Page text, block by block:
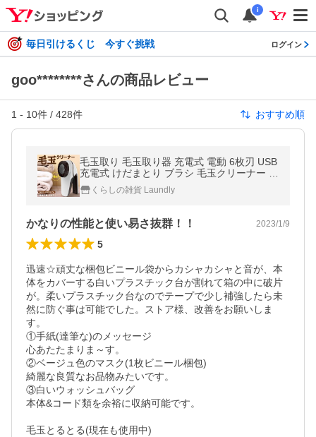
i
毎日引けるくじ 今すぐ挑戦 ログイン
goo********さんの商品レビュー
1 - 10件 / 428件 おすすめ順
毛玉取り 毛玉取り器 充電式 電動 6枚刃 USB
充電式 けだまとり ブラシ 毛玉クリーナー 大
型 くらしの雑貨 Laundly
かなりの性能と使い易さ抜群！！ 2023/1/9
5
迅速☆頑丈な梱包ビニール袋からカシャカシャと音が、本
体をカバーする白いプラスチック台が割れて箱の中に破片
が。柔いプラスチック台なのでテープで少し補強したら未
然に防ぐ事は可能でした。ストア様、改善をお願いしま
す。
①手紙(達筆な)のメッセージ
心あたたまりま～す。
②ベージュ色のマスク(1枚ビニール梱包)
綺麗な良質なお品物みたいです。
③白いウォッシュバッグ
本体&コード類を余裕に収納可能です。
毛玉とるとる(現在も使用中)